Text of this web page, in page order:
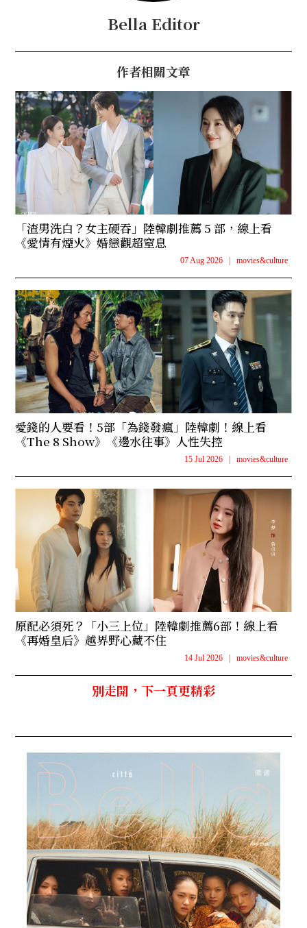
Bella Editor
作者相關文章
「渣男洗白？女主硬吞」陸韓劇推薦 5 部，線上看
《愛情有煙火》婚戀觀超窒息
07 Aug 2026 | movies&culture
愛錢的人要看！5部「為錢發瘋」陸韓劇！線上看
《The 8 Show》《邊水往事》人性失控
15 Jul 2026 | movies&culture
原配必須死？「小三上位」陸韓劇推薦6部！線上看
《再婚皇后》越界野心藏不住
14 Jul 2026 | movies&culture
別走開，下一頁更精彩